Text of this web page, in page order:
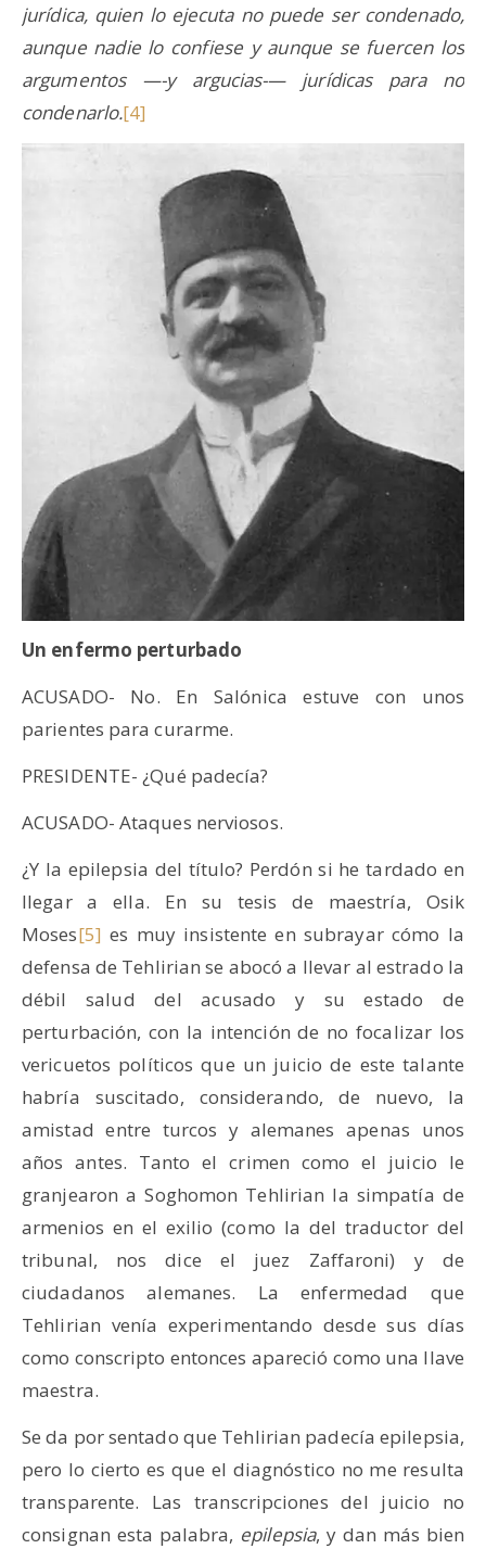
jurídica, quien lo ejecuta no puede ser condenado,
aunque nadie lo confiese y aunque se fuercen los
argumentos —-y argucias-— jurídicas para no
condenarlo.[4]
Un enfermo perturbado
ACUSADO- No. En Salónica estuve con unos
parientes para curarme.
PRESIDENTE- ¿Qué padecía?
ACUSADO- Ataques nerviosos.
¿Y la epilepsia del título? Perdón si he tardado en
llegar a ella. En su tesis de maestría, Osik
Moses[5] es muy insistente en subrayar cómo la
defensa de Tehlirian se abocó a llevar al estrado la
débil salud del acusado y su estado de
perturbación, con la intención de no focalizar los
vericuetos políticos que un juicio de este talante
habría suscitado, considerando, de nuevo, la
amistad entre turcos y alemanes apenas unos
años antes. Tanto el crimen como el juicio le
granjearon a Soghomon Tehlirian la simpatía de
armenios en el exilio (como la del traductor del
tribunal, nos dice el juez Zaffaroni) y de
ciudadanos alemanes. La enfermedad que
Tehlirian venía experimentando desde sus días
como conscripto entonces apareció como una llave
maestra.
Se da por sentado que Tehlirian padecía epilepsia,
pero lo cierto es que el diagnóstico no me resulta
transparente. Las transcripciones del juicio no
consignan esta palabra, epilepsia, y dan más bien